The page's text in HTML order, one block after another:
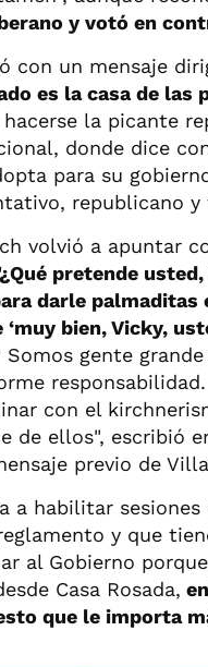
y votó en
con un mensaje
es la casa de las
la picante
donde dice
para su
republicano y
volvió a apuntar
pretende
darle palmaditas
bien, Vicky,
Somos gente grande
con el
de ellos", escribió
previo de
a habilitar sesiones
y que
al Gobierno
Casa Rosada,
que le importa